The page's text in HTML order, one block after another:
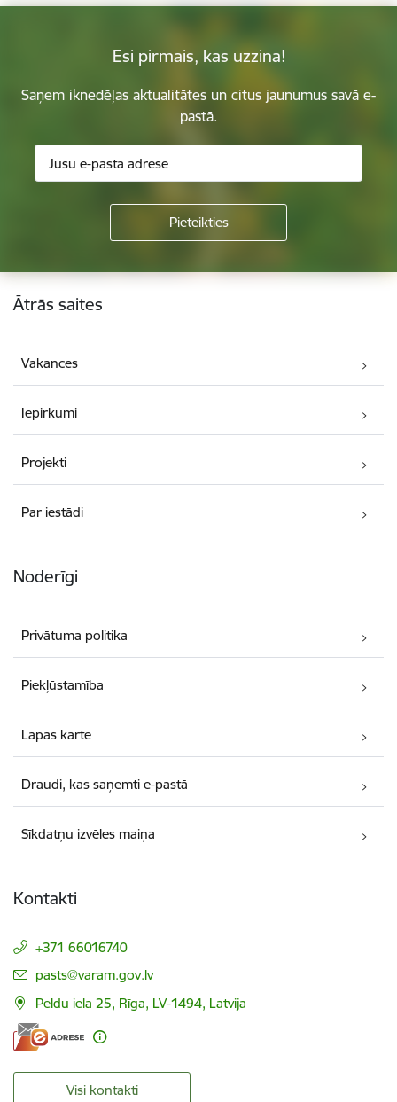
Esi pirmais, kas uzzina!
Saņem iknedēļas aktualitātes un citus jaunumus savā e-
pastā.
Kājene
Ātrās saites
Vakances
Iepirkumi
Projekti
Par iestādi
Noderīgi
Privātuma politika
Piekļūstamība
Lapas karte
Draudi, kas saņemti e-pastā
Sīkdatņu izvēles maiņa
Kontakti
+371 66016740
E-pasts:
pasts@varam.gov.lv
Peldu iela 25, Rīga, LV-1494, Latvija
Visi kontakti